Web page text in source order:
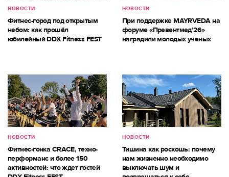
НОВОСТИ
Фитнес-город под открытым
небом: как прошёл
юбилейный DDX Fitness FEST
НОВОСТИ
При поддержке MAYRVEDA на
форуме «Превентмед’26»
наградили молодых ученых
НОВОСТИ
Фитнес-гонка CRACE, техно-
перформанс и более 150
активностей: что ждет гостей
НОВОСТИ
Тишина как роскошь: почему
нам жизненно необходимо
выключать шум и